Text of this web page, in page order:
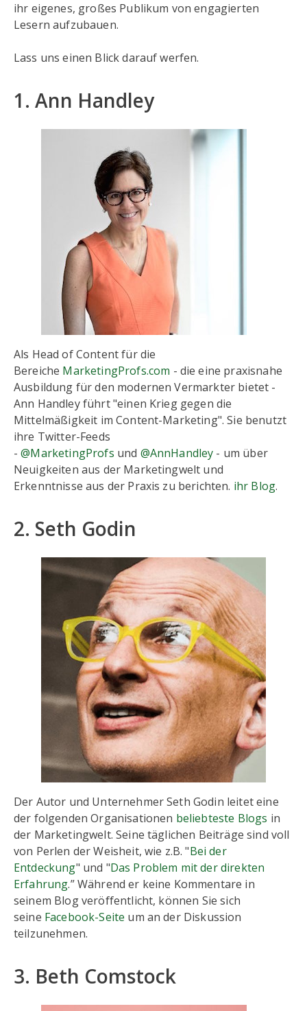
ihr eigenes, großes Publikum von engagierten
Lesern aufzubauen.
Lass uns einen Blick darauf werfen.
1. Ann Handley
Als Head of Content für die
Bereiche MarketingProfs.com - die eine praxisnahe
Ausbildung für den modernen Vermarkter bietet -
Ann Handley führt "einen Krieg gegen die
Mittelmäßigkeit im Content-Marketing". Sie benutzt
ihre Twitter-Feeds
-@MarketingProfs und @AnnHandley - um über
Neuigkeiten aus der Marketingwelt und
Erkenntnisse aus der Praxis zu berichten. ihr Blog.
2. Seth Godin
Der Autor und Unternehmer Seth Godin leitet eine
der folgenden Organisationen beliebteste Blogs in
der Marketingwelt. Seine täglichen Beiträge sind voll
von Perlen der Weisheit, wie z.B. "Bei der
Entdeckung" und "Das Problem mit der direkten
Erfahrung.” Während er keine Kommentare in
seinem Blog veröffentlicht, können Sie sich
seine Facebook-Seite um an der Diskussion
teilzunehmen.
3. Beth Comstock